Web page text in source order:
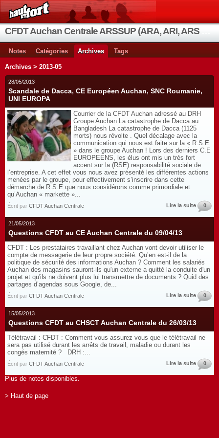
Notes Catégories Archives Tags
Archives > 2013-05
28/05/2013
Scandale de Dacca, CE Européen Auchan, SNC Roumanie,
UNI EUROPA
Courrier de la CFDT Auchan adressé au DRH
Groupe Auchan La catastrophe de Dacca au
Bangladesh La catastrophe de Dacca (1125
morts) nous révolte . Quel décalage avec la
communication qui nous est faite sur la « R.S.E
» dans le groupe Auchan ! Lors des derniers C.E
EUROPEENS, les élus ont mis un très fort
accent sur la (RSE) responsabilité sociale de
l’entreprise. A cet effet vous nous avez présenté les différentes actions
menées par le groupe, pour effectivement s’inscrire dans cette
démarche de R.S.E que nous considérons comme primordiale et
qu’Auchan « markette »...
Écrit par CFDT Auchan Centrale Lire la suite 0
21/05/2013
Questions CFDT au CE Auchan Centrale du 09/04/13
CFDT : Les prestataires travaillant chez Auchan vont devoir utiliser le
compte de messagerie de leur propre société. Qu’en est-il de la
politique de sécurité des informations Auchan ? Comment les salariés
Auchan des magasins sauront-ils qu'un externe a quitté la conduite d'un
projet et qu'ils ne doivent plus lui transmettre de documents ? Quid des
partages d’agendas sous Google, de...
Écrit par CFDT Auchan Centrale Lire la suite 0
15/05/2013
Questions CFDT au CHSCT Auchan Centrale du 26/03/13
Télétravail : CFDT : Comment vous assurez vous que le télétravail ne
sera pas utilisé durant les arrêts de travail, maladie ou durant les
congés maternité ? DRH :...
Écrit par CFDT Auchan Centrale Lire la suite 0
Plus de notes disponibles.
> Haut de page